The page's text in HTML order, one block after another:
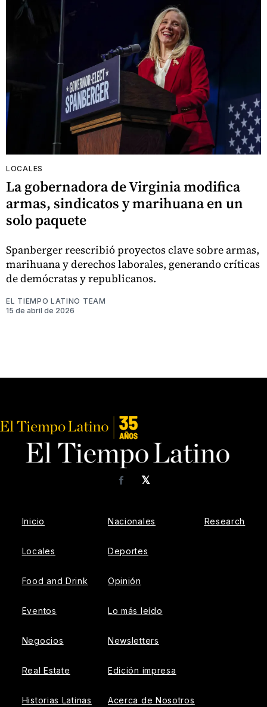
LOCALES
La gobernadora de Virginia modifica
armas, sindicatos y marihuana en un
solo paquete
Spanberger reescribió proyectos clave sobre armas,
marihuana y derechos laborales, generando críticas
de demócratas y republicanos.
EL TIEMPO LATINO TEAM
15 de abril de 2026
𝕏
Facebook
Inicio
Locales
Food and Drink
Eventos
Negocios
Real Estate
Historias Latinas
Nacionales
Deportes
Opinión
Lo más leído
Newsletters
Edición impresa
Acerca de Nosotros
Research